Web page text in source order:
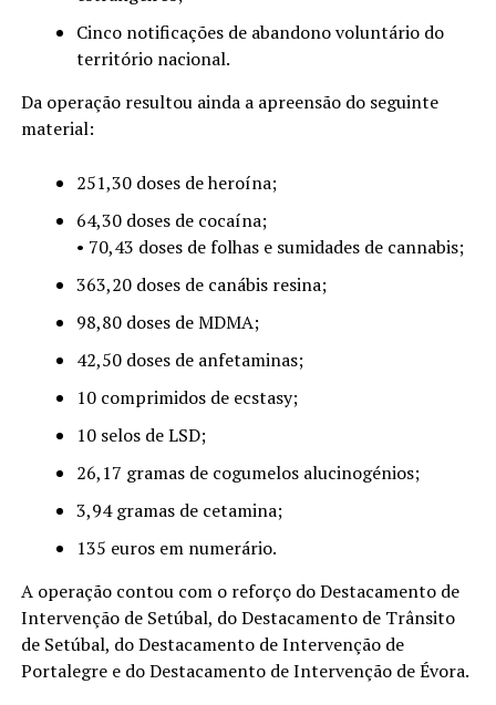
Cinco notificações de abandono voluntário do
território nacional.
Da operação resultou ainda a apreensão do seguinte
material:
251,30 doses de heroína;
64,30 doses de cocaína;
• 70,43 doses de folhas e sumidades de cannabis;
363,20 doses de canábis resina;
98,80 doses de MDMA;
42,50 doses de anfetaminas;
10 comprimidos de ecstasy;
10 selos de LSD;
26,17 gramas de cogumelos alucinogénios;
3,94 gramas de cetamina;
135 euros em numerário.
A operação contou com o reforço do Destacamento de
Intervenção de Setúbal, do Destacamento de Trânsito
de Setúbal, do Destacamento de Intervenção de
Portalegre e do Destacamento de Intervenção de Évora.